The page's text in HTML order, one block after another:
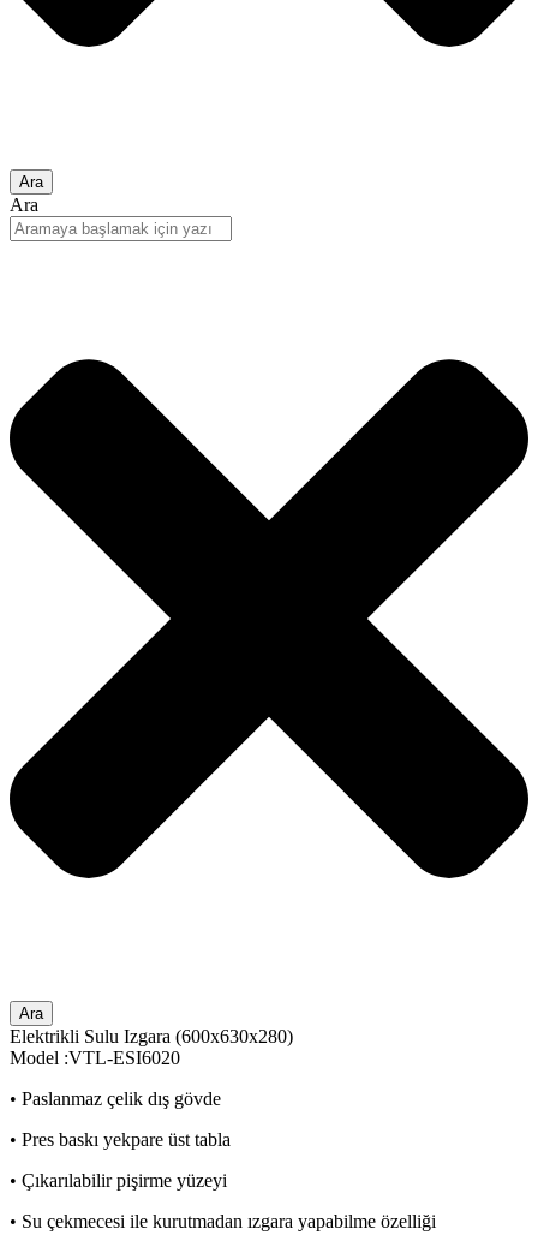
Ara
Ara
Ara
Elektrikli Sulu Izgara (600x630x280)
Model :VTL-ESI6020
• Paslanmaz çelik dış gövde
• Pres baskı yekpare üst tabla
• Çıkarılabilir pişirme yüzeyi
• Su çekmecesi ile kurutmadan ızgara yapabilme özelliği